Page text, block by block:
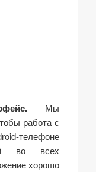
Мы
работа с
телефоне
во всех
хорошо